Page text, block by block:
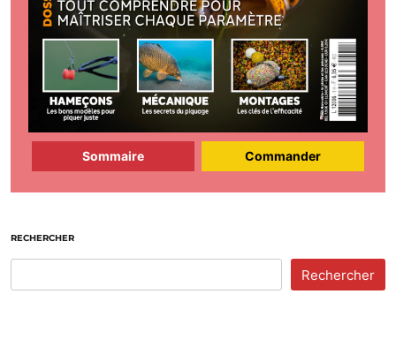
Sommaire Commander
RECHERCHER
Rechercher